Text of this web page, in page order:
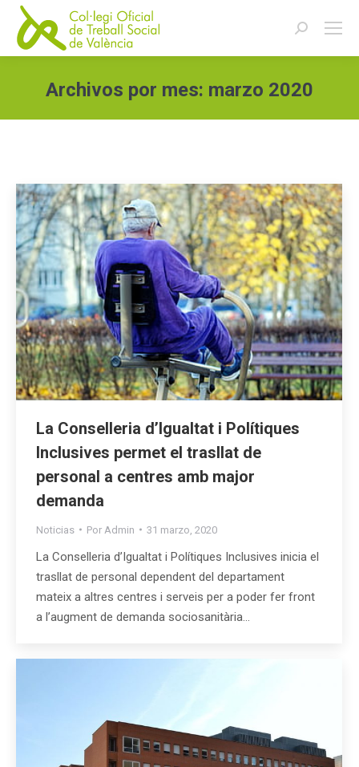
Buscar:
Archivos por mes: marzo 2020
La Conselleria d’Igualtat i Polítiques
Inclusives permet el trasllat de
personal a centres amb major
demanda
Noticias Por Admin 31 marzo, 2020
La Conselleria d’Igualtat i Polítiques Inclusives inicia el
trasllat de personal dependent del departament
mateix a altres centres i serveis per a poder fer front
a l’augment de demanda sociosanitària…